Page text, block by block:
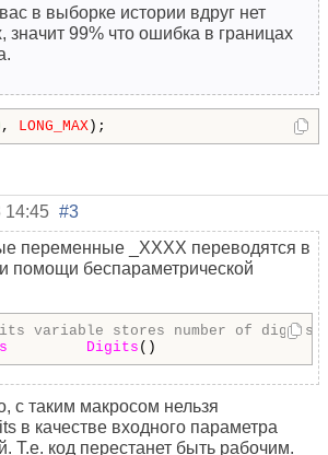
в выборке истории вдруг нет
значит 99% что ошибка в границах
, LONG_MAX);
14:45 #3
переменные _XXXX переводятся в
помощи беспараметрической
variable stores number of digits
Digits ()
с таким макросом нельзя
в качестве входного параметра
Т.е. код перестанет быть рабочим.